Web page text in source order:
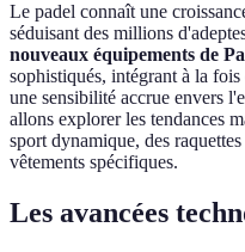
Le padel connaît une
séduisant des millions
nouveaux équipements de
sophistiqués, intégrant à la
une sensibilité accrue envers
allons explorer les tendances
sport dynamique, des
vêtements spécifiques.
Les avancées